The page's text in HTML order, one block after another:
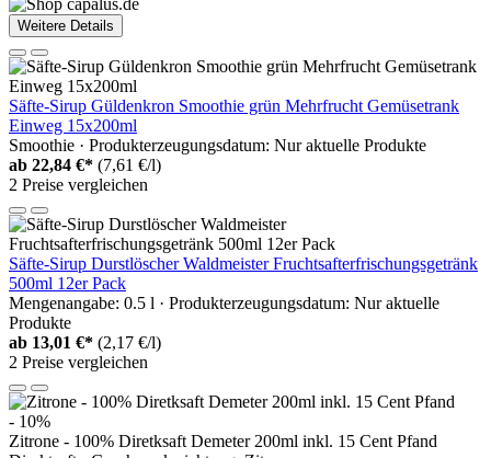
Weitere Details
Säfte-Sirup Güldenkron Smoothie grün Mehrfrucht Gemüsetrank
Einweg 15x200ml
Smoothie · Produkterzeugungsdatum: Nur aktuelle Produkte
ab 22,84 €* (7,61 €/l)
2 Preise vergleichen
Säfte-Sirup Durstlöscher Waldmeister Fruchtsafterfrischungsgetränk
500ml 12er Pack
Mengenangabe: 0.5 l · Produkterzeugungsdatum: Nur aktuelle
Produkte
ab 13,01 €* (2,17 €/l)
2 Preise vergleichen
- 10%
Zitrone - 100% Diretksaft Demeter 200ml inkl. 15 Cent Pfand